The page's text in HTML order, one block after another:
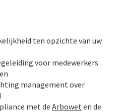
ten opzichte van uw
voor medewerkers
management over
met deArboweten de